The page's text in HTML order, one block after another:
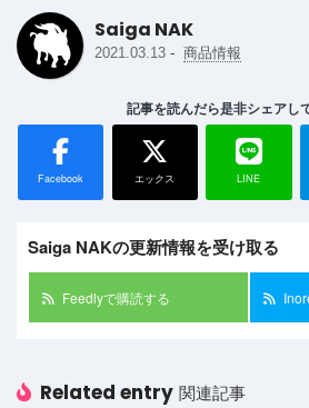
Saiga NAK
2021.03.13 - 商品情報
記事を読んだら是非シェアし
Facebook エックス LINE
Saiga NAKの更新情報を受け取る
Feedlyで購読する
Related entry 関連記事